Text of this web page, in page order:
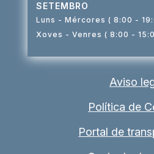
SETEMBRO
Luns - Mércores ( 8:00 -
Xoves - Venres ( 8:00 -
Aviso
Política de
Portal de